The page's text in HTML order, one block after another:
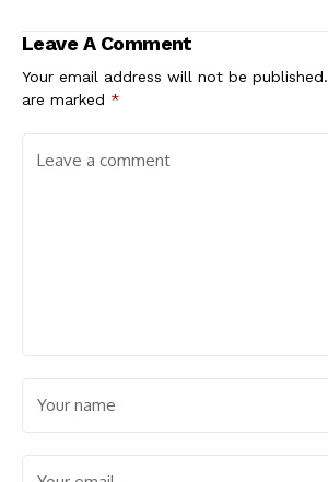
Listrik
Leave A Comment
Your email address will not be published.
are marked *